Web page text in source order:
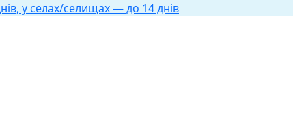
у селах/селищах — до 14 днів